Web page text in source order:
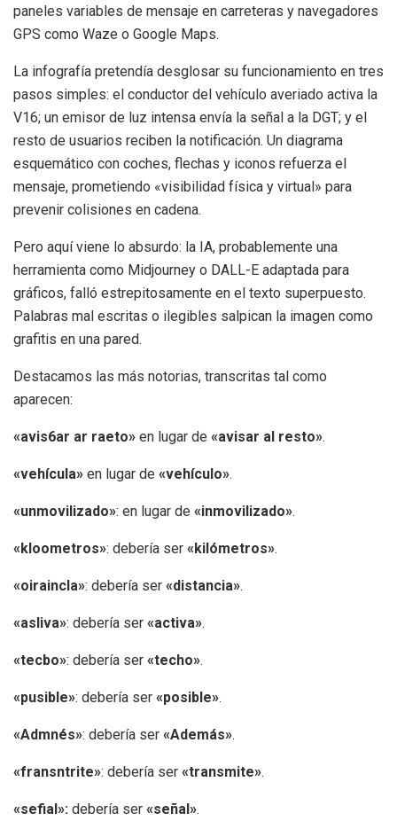
paneles variables de mensaje en carreteras y navegadores
GPS como Waze o Google Maps.
La infografía pretendía desglosar su funcionamiento en tres
pasos simples: el conductor del vehículo averiado activa la
V16; un emisor de luz intensa envía la señal a la DGT; y el
resto de usuarios reciben la notificación. Un diagrama
esquemático con coches, flechas y iconos refuerza el
mensaje, prometiendo «visibilidad física y virtual» para
prevenir colisiones en cadena.
Pero aquí viene lo absurdo: la IA, probablemente una
herramienta como Midjourney o DALL-E adaptada para
gráficos, falló estrepitosamente en el texto superpuesto.
Palabras mal escritas o ilegibles salpican la imagen como
grafitis en una pared.
Destacamos las más notorias, transcritas tal como
aparecen:
«avis6ar ar raeto» en lugar de «avisar al resto».
«vehícula» en lugar de «vehículo».
«unmovilizado»: en lugar de «inmovilizado».
«kloometros»: debería ser «kilómetros».
«oiraincla»: debería ser «distancia».
«asliva»: debería ser «activa».
«tecbo»: debería ser «techo».
«pusible»: debería ser «posible».
«Admnés»: debería ser «Además».
«fransntrite»: debería ser «transmite».
«sefial»: debería ser «señal».